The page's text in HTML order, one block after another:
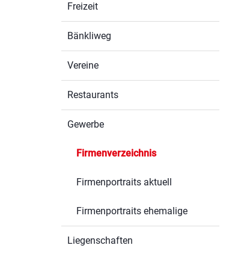
Freizeit
Bänkliweg
Vereine
Restaurants
Gewerbe
Firmenverzeichnis(ausgewählt)
Firmenportraits aktuell
Firmenportraits ehemalige
Liegenschaften